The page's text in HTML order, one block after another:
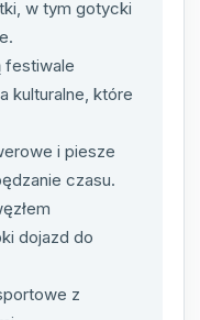
w tym gotycki
festiwale
kulturalne, które
i piesze
czasu.
dojazd do
z